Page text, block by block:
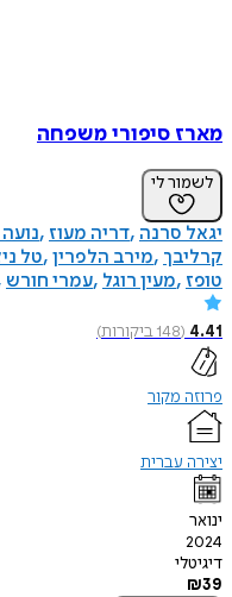
מארז סיפורי משפחה
לשמור לי
יגאל סרנה דריה מעוז
קרליבך מירב הלפרין טל
טופז מעין רוגל עמרי חורש
4.41
(
148ביקורות)
פרוזה מקור
יצירה עברית
ינואר
2024
דיגיטלי
₪39